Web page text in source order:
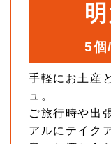
5個/
手軽にお土産
ュ。
ご旅行時や出
アルにテイク